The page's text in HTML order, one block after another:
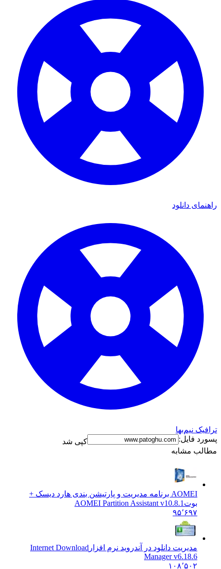
دانلود
نیم‌بها
فایل:
کپی شد
مشابه
AOMEI برنامه مدیریت و پارتیشن بندی هارد دیسک +
بوتAOMEI Partition Assistant v10.8.1
۹۵٬۶۹۷
مدیریت دانلود در آندروید نرم افزار Internet Download
Manager v6.18.6
۱۰۸٬۵۰۲